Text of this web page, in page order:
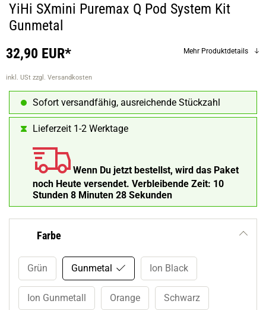
YiHi SXmini Puremax Q Pod System Kit
Gunmetal
32,90 EUR*
inkl. USt zzgl. Versandkosten
Mehr Produktdetails
Sofort versandfähig, ausreichende Stückzahl
Lieferzeit 1-2 Werktage
Wenn Du jetzt bestellst, wird das Paket
noch Heute versendet. Verbleibende Zeit: 10
Stunden 8 Minuten 27 Sekunden
Farbe
Grün Gunmetal Ion Black
Ion Gunmetall Orange Schwarz